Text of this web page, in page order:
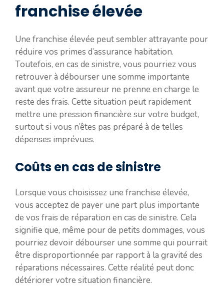
franchise élevée
Une franchise élevée peut sembler attrayante pour
réduire vos primes d’assurance habitation.
Toutefois, en cas de sinistre, vous pourriez vous
retrouver à débourser une somme importante
avant que votre assureur ne prenne en charge le
reste des frais. Cette situation peut rapidement
mettre une pression financière sur votre budget,
surtout si vous n’êtes pas préparé à de telles
dépenses imprévues.
Coûts en cas de sinistre
Lorsque vous choisissez une franchise élevée,
vous acceptez de payer une part plus importante
de vos frais de réparation en cas de sinistre. Cela
signifie que, même pour de petits dommages, vous
pourriez devoir débourser une somme qui pourrait
être disproportionnée par rapport à la gravité des
réparations nécessaires. Cette réalité peut donc
détériorer votre situation financière.